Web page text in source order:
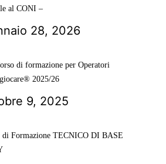
al CONI –
28, 2026
di formazione per Operatori
2025/26
9, 2025
di Formazione TECNICO DI BASE